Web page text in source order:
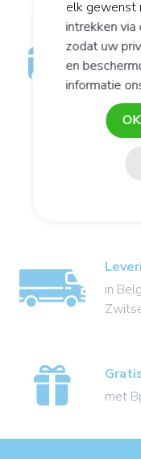
+32
in
met
elk gewenst
intrekken via
zodat uw
en
informatie